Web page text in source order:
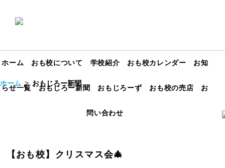
ホーム おも校について 学校紹介 おも校カレンダー お知
らせ一覧 おもじろー新聞 おもじろーず おも校の売店 お
問い合わせ
ホーム おもじろー新聞
【おも校】クリスマス会🎄